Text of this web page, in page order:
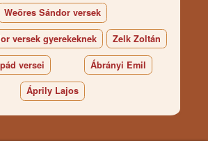
Weöres Sándor versek
versek gyerekeknek Zelk Zoltán
versei Ábrányi Emil
Áprily Lajos